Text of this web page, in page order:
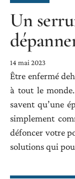
Un
14 mai 2023
Être enfermé
à tout le
savent qu’une
simplement
défoncer votre
solutions qui